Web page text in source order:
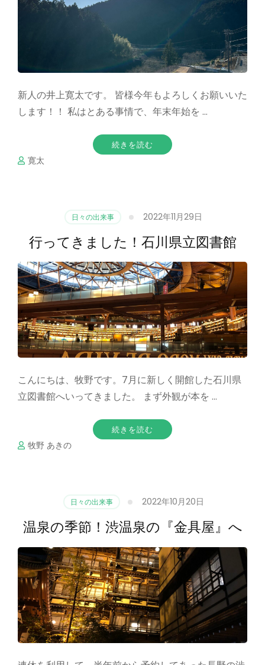
新人の井上寛太です。 皆様今年もよろしくお願いいた
します！！ 私はとある事情で、年末年始を …
続きを読む
寛太
日々の出来事 2022年11月29日
行ってきました！石川県立図書館
こんにちは、牧野です。7月に新しく開館した石川県
立図書館へいってきました。 まず外観が本を …
続きを読む
牧野 あきの
日々の出来事 2022年10月20日
温泉の季節！渋温泉の『金具屋』へ